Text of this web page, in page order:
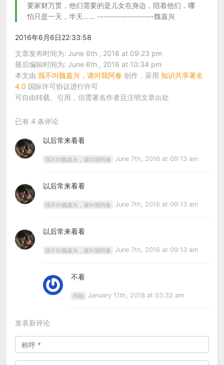
要家财万贯，他们需要的是儿女在身边，陪着他们，哪
怕只是一天，半天…… -------------------魏嘉兴
2016年6月6日22:33:58
文章发布时间为: June 6th , 2016 at 09:23 pm
最后编辑时间为: June 6th , 2016 at 10:34 pm
本文由我不叫魏嘉兴，请叫我阿春 创作，采用知识共享署名
4.0 国际许可协议进行许可
可自由转载、引用，但需署名作者且注明文章出处
已有 4 条评论
以后常来看看
我不叫魏嘉兴，请叫我阿春 June 7th, 2016 at 09:13 am
以后常来看看
我不叫魏嘉兴，请叫我阿春 June 7th, 2016 at 09:13 am
以后常来看看
我不叫魏嘉兴，请叫我阿春 June 7th, 2016 at 09:13 am
不看
阿杨 January 11th, 2018 at 03:32 am
发表新评论